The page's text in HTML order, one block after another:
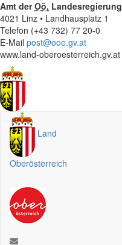
Amt derOö. Landesregierung
4021 Linz • Landhausplatz 1
Telefon (+43 732) 77 20-0
E-Mail post@ooe.gv.at
www.land-oberoesterreich.gv.at
Land
Oberösterreich